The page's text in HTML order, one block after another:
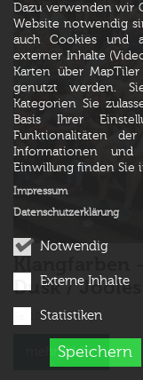
Dazu verwenden wir
Website notwendig
auch Cookies und
externer Inhalte
Karten über
genutzt werden.
Kategorien Sie
Basis Ihrer
Funktionalitäten
Informationen
Einwillung finden Sie
Notwendig
Externe Inhalte
Statistiken
Speichern
Impressum
Datenschutzerklärung
Dusk /
Sa. 10. Juni 2023
mehr Bilder